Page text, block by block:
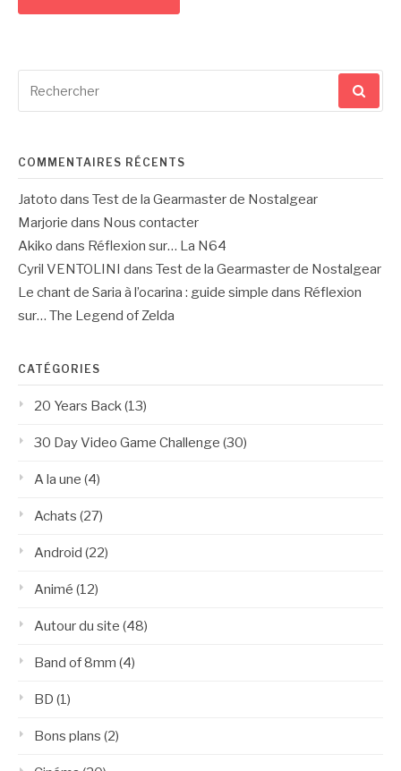
pour
COMMENTAIRES RÉCENTS
Jatoto dans Test de la Gearmaster de Nostalgear
Marjorie dans Nous contacter
Akiko dans Réflexion sur… La N64
Cyril VENTOLINI
dans Test de la Gearmaster de Nostalgear
Le chant de Saria à l’ocarina : guide simple dans Réflexion
sur… The Legend of Zelda
CATÉGORIES
20 Years Back(13)
30 Day Video Game Challenge (30)
A la une (4)
Achats (27)
Android (22)
Animé (12)
Autour du site (48)
Band of 8mm (4)
BD (1)
Bons plans (2)